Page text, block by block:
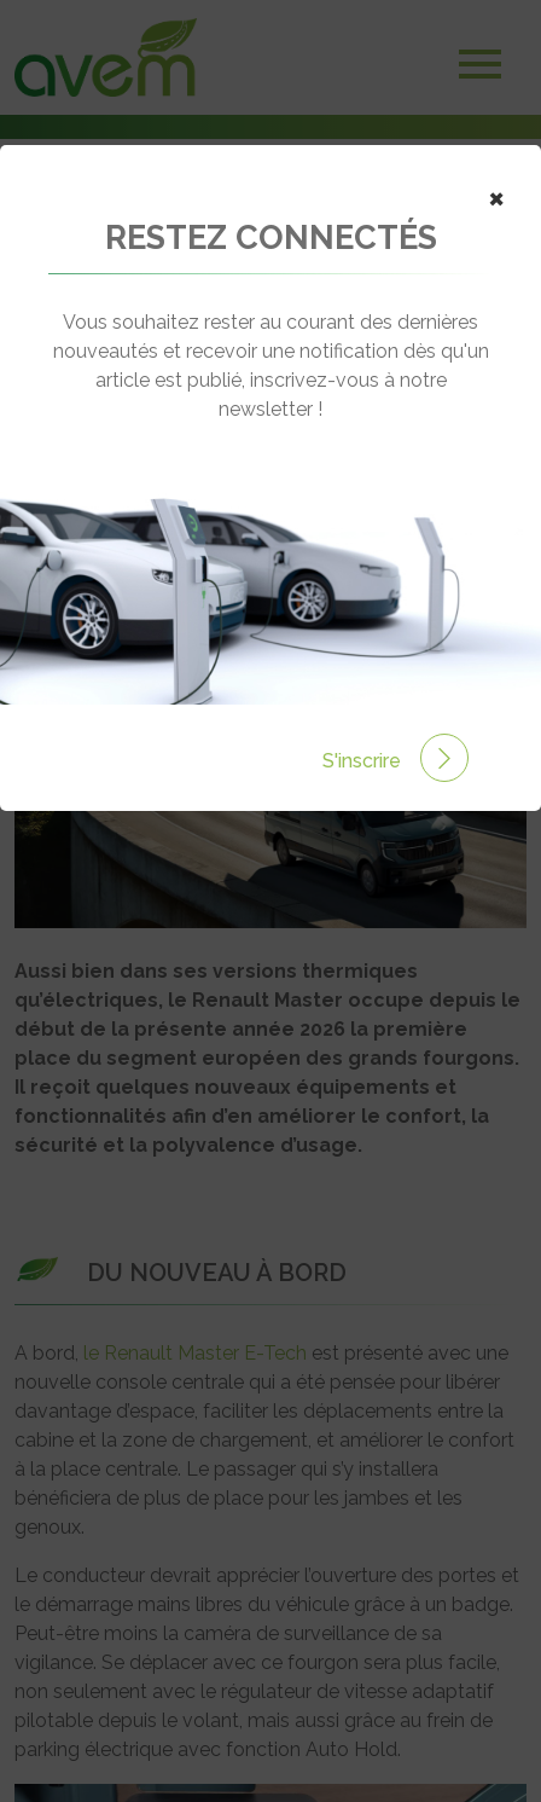
Du nouveau pour le Renault Master E-Tech
← Revenir aux actualités
MASTER E-TECH
Rédigé par Philippe Schwoerer le 08 Juil 2026 à 06:00
0 commentaires
Aussi bien dans ses versions thermiques
qu’électriques, le Renault Master occupe depuis le
début de la présente année 2026 la première
place du segment européen des grands fourgons.
Il reçoit quelques nouveaux équipements et
fonctionnalités afin d’en améliorer le confort, la
sécurité et la polyvalence d’usage.
DU NOUVEAU À BORD
A bord, le Renault Master E-Tech est présenté avec une
nouvelle console centrale qui a été pensée pour libérer
davantage d’espace, faciliter les déplacements entre la
cabine et la zone de chargement, et améliorer le confort
à la place centrale. Le passager qui s’y installera
bénéficiera de plus de place pour les jambes et les
genoux.
Le conducteur devrait apprécier l’ouverture des portes et
le démarrage mains libres du véhicule grâce à un badge.
Peut-être moins la caméra de surveillance de sa
vigilance. Se déplacer avec ce fourgon sera plus facile,
non seulement avec le régulateur de vitesse adaptatif
pilotable depuis le volant, mais aussi grâce au frein de
parking électrique avec fonction Auto Hold.
×
RESTEZ CONNECTÉS
Vous souhaitez rester au courant des dernières
nouveautés et recevoir une notification dès qu'un
article est publié, inscrivez-vous à notre
newsletter !
S'inscrire